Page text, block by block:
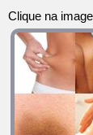
Clique na